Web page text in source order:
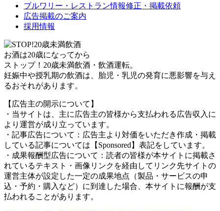
ブルワリー・レストラン情報修正・掲載依頼
広告掲載のご案内
採用情報
お酒は20歳になってから
ストップ！20歳未満飲酒・飲酒運転。
妊娠中や授乳期の飲酒は、胎児・乳児の発育に悪影響を与え
るおそれがあります。
【広告主の開示について】
・当サイトは、主に広告主の皆様から支払われる広告収入に
より運営が成り立っています。
・記事広告について：広告主より対価をいただき作成・掲載
している記事については【Sponsored】表記をしています。
・成果報酬型広告について：読者の皆様が本サイトに掲載さ
れているテキスト・画像リンクを経由してリンク先サイトの
運営主体が設定した一定の成果地点（製品・サービスの申
込・予約・購入など）に到達した場合、本サイトに報酬が支
払われることがあります。